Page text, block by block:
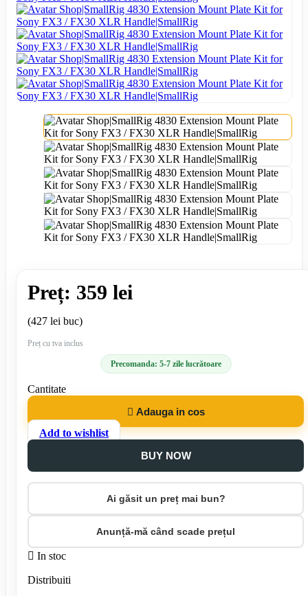
Preț: 359 lei
(427 lei buc)
Preț cu tva inclus
Precomanda: 5-7 zile lucrătoare
Cantitate
 Adauga in cos
Add to wishlist
BUY NOW
Ai găsit un preț mai bun?
Anunță-mă când scade prețul
 In stoc
Distribuiti